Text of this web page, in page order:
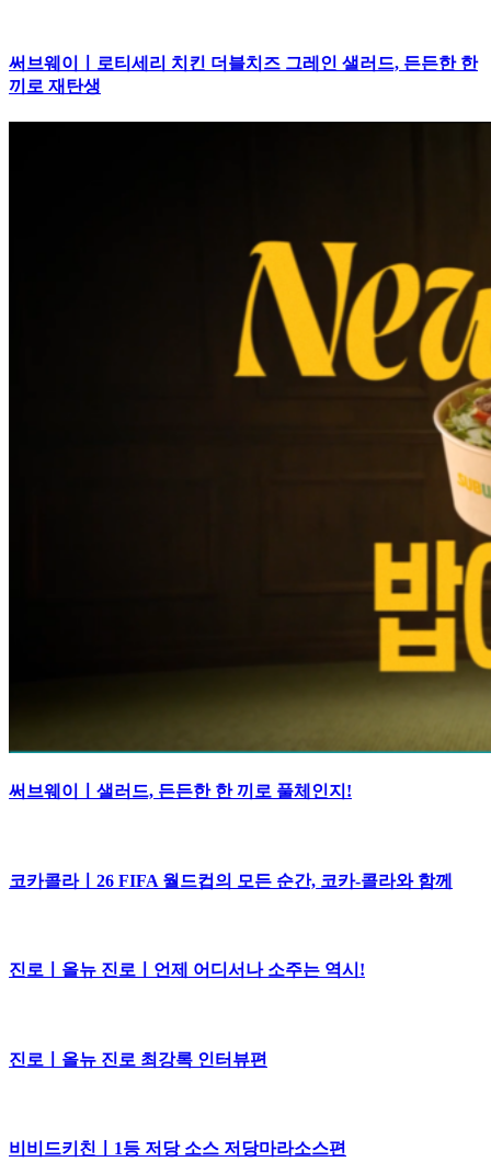
써브웨이ㅣ로티세리 치킨 더블치즈 그레인 샐러드, 든든한 한
끼로 재탄생
써브웨이ㅣ샐러드, 든든한 한 끼로 풀체인지!
코카콜라ㅣ26 FIFA 월드컵의 모든 순간, 코카-콜라와 함께
진로ㅣ올뉴 진로ㅣ언제 어디서나 소주는 역시!
진로ㅣ올뉴 진로 최강록 인터뷰편
비비드키친ㅣ1등 저당 소스 저당마라소스편